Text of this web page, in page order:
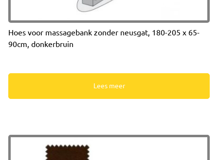
Hoes voor massagebank zonder neusgat, 180-205 x 65-
90cm, donkerbruin
Lees meer